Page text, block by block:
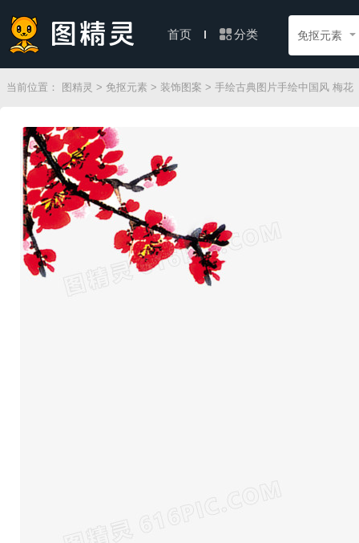
首页 分类 免抠元素
当前位置： 图精灵 > 免抠元素 > 装饰图案 > 手绘古典图片手绘中国风 梅花